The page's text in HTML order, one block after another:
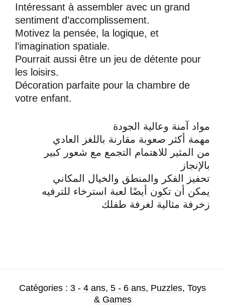
Intéressant à assembler avec un grand
sentiment d’accomplissement.
Motivez la pensée, la logique, et
l’imagination spatiale.
Pourrait aussi être un jeu de détente pour
les loisirs.
Décoration parfaite pour la chambre de
votre enfant.
مواد آمنة وعالية الجودة
مهمة أكثر صعوبة مقارنة باللغز العادي
من المثير للاهتمام التجمع مع شعور كبير
بالإنجاز
تحفيز الفكر والمنطق والخيال المكاني
يمكن أن تكون أيضًا لعبة استرخاء للترفيه
زخرفة مثالية لغرفة طفلك
Catégories : 3 - 4 ans, 5 - 6 ans, Puzzles, Toys
& Games